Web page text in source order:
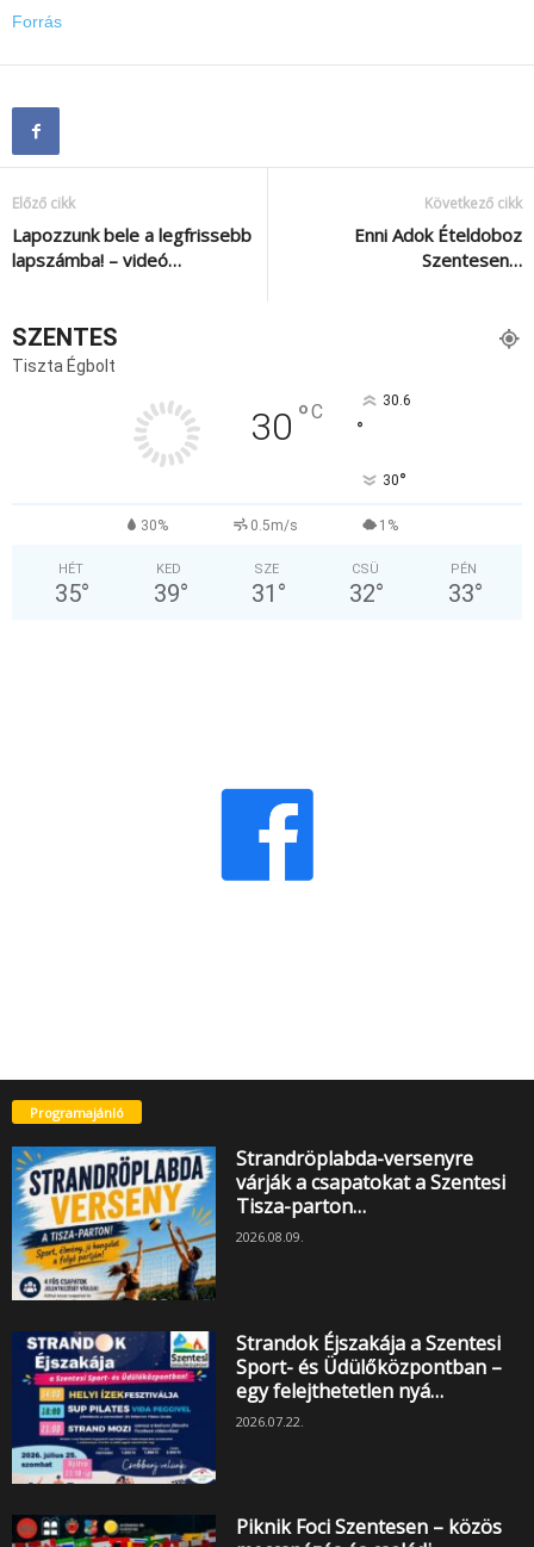
Forrás
Előző cikk
Lapozzunk bele a legfrissebb
lapszámba! – videó…
Következő cikk
Enni Adok Ételdoboz
Szentesen…
SZENTES
Tiszta Égbolt
30 °C 30.6
°
30°
30% 0.5m/s 1%
HÉT
35°
KED
39°
SZE
31 °
CSÜ
32°
PÉN
33°
Programajánló
Strandröplabda-versenyre
várják a csapatokat a Szentesi
Tisza-parton…
2026.08.09.
Strandok Éjszakája a Szentesi
Sport- és Üdülőközpontban –
egy felejthetetlen nyá…
2026.07.22.
Piknik Foci Szentesen – közös